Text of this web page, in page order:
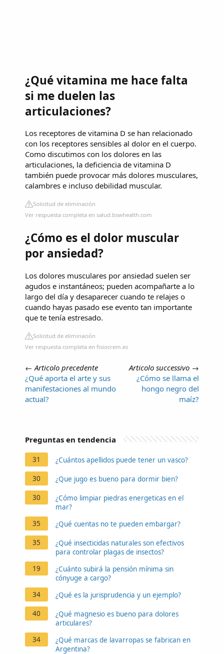
¿Qué vitamina me hace falta
si me duelen las
articulaciones?
Los receptores de vitamina D se han relacionado
con los receptores sensibles al dolor en el cuerpo.
Como discutimos con los dolores en las
articulaciones, la deficiencia de vitamina D
también puede provocar más dolores musculares,
calambres e incluso debilidad muscular.
Solicitud de eliminación
Ver respuesta completa en salud.bswhealth.com
¿Cómo es el dolor muscular
por ansiedad?
Los dolores musculares por ansiedad suelen ser
agudos e instantáneos; pueden acompañarte a lo
largo del día y desaparecer cuando te relajes o
cuando hayas pasado ese evento tan importante
que te tenía estresado.
Solicitud de eliminación
Ver respuesta completa en fisiocrem.es
← Articolo precedente
¿Qué aporta el arte y sus
manifestaciones al mundo
actual?
Articolo successivo →
¿Cómo se llama el
hongo negro del
maíz?
Preguntas en tendencia
31 ¿Cuántos apellidos puede tener un vasco?
30 ¿Que jugo es bueno para dormir bien?
30
¿Cómo limpiar piedras energeticas en el
mar?
35
¿Qué cuentas no te pueden embargar?
35
¿Qué insecticidas naturales son efectivos
para controlar plagas de insectos?
19
¿Cuánto subirá la pensión mínima sin
cónyuge a cargo?
34
¿Qué es la jurisprudencia y un ejemplo?
40
¿Qué magnesio es bueno para dolores
articulares?
34
¿Qué marcas de lavarropas se fabrican en
Argentina?